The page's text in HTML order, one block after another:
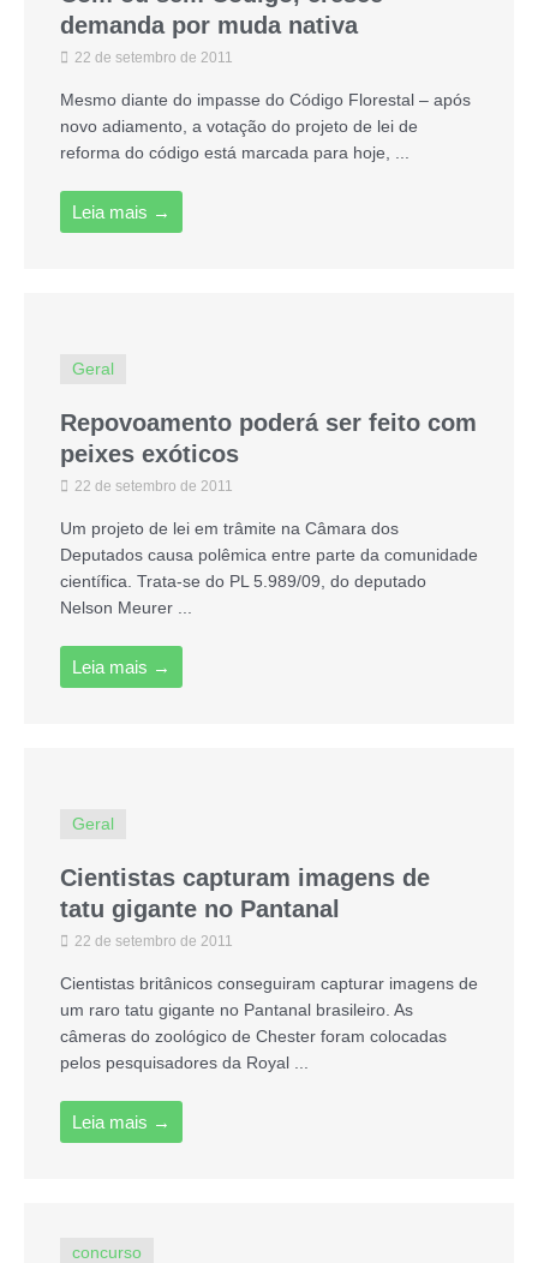
demanda por muda nativa
22 de setembro de 2011
Mesmo diante do impasse do Código Florestal – após
novo adiamento, a votação do projeto de lei de
reforma do código está marcada para hoje, ...
Leia mais →
Geral
Repovoamento poderá ser feito com
peixes exóticos
22 de setembro de 2011
Um projeto de lei em trâmite na Câmara dos
Deputados causa polêmica entre parte da comunidade
científica. Trata-se do PL 5.989/09, do deputado
Nelson Meurer ...
Leia mais →
Geral
Cientistas capturam imagens de
tatu gigante no Pantanal
22 de setembro de 2011
Cientistas britânicos conseguiram capturar imagens de
um raro tatu gigante no Pantanal brasileiro. As
câmeras do zoológico de Chester foram colocadas
pelos pesquisadores da Royal ...
Leia mais →
concurso